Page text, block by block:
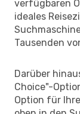
verfügbaren
ideales
Tausenden
Darüber
Choice"-
Option für